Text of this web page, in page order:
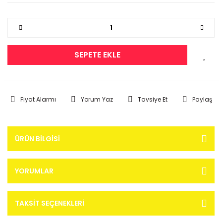
SEPETE EKLE
Fiyat Alarmı Yorum Yaz Tavsiye Et Paylaş
ÜRÜN BILGISI
YORUMLAR
TAKSIT SEÇENEKLERI